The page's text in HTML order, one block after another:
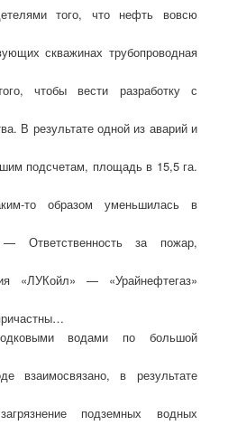
того, что нефть вовсю
скважинах трубопроводная
чтобы вести разработку с
В результате одной из аварий и
подсчетам, площадь в 15,5 га.
то образом уменьшилась в
— Ответственность за пожар,
«ЛУКойл» — «Урайнефтегаз»
водами по большой
взаимосвязано, в результате
подземных водных